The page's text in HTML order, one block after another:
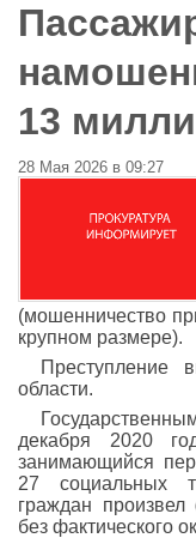
13
28 Мая 2026 в 09:27
(мошенничество
крупном размере).
Преступление
области.
декабря 2020
занимающийся
27 социальных
граждан
без фактического